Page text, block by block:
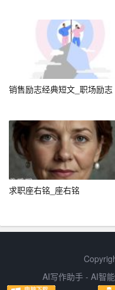
发更多正能量的传播，
结语：珍惜每一份祝福
在这个特别的日子里，
更要深入地去理解、去
爱意。无论是通过图片
福，都是生命赠予我们
年龄如何增长，心中的
不会改变。让我们珍惜
爱，让这份温馨成为推
精彩的人生篇章。
的祝福方式，也能在人
在快节奏的生活中不妨
销售励志经典短文_职场励志
求职座右铭_座右铭
AI写作助手 - AI智